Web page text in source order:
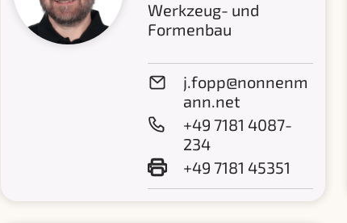
Werkzeug- und
Formenbau
j.fopp@nonnenm
ann.net
+49 7181 4087-
234
+49 7181 45351